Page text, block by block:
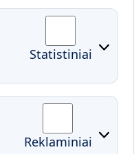
Statistiniai
Reklaminiai